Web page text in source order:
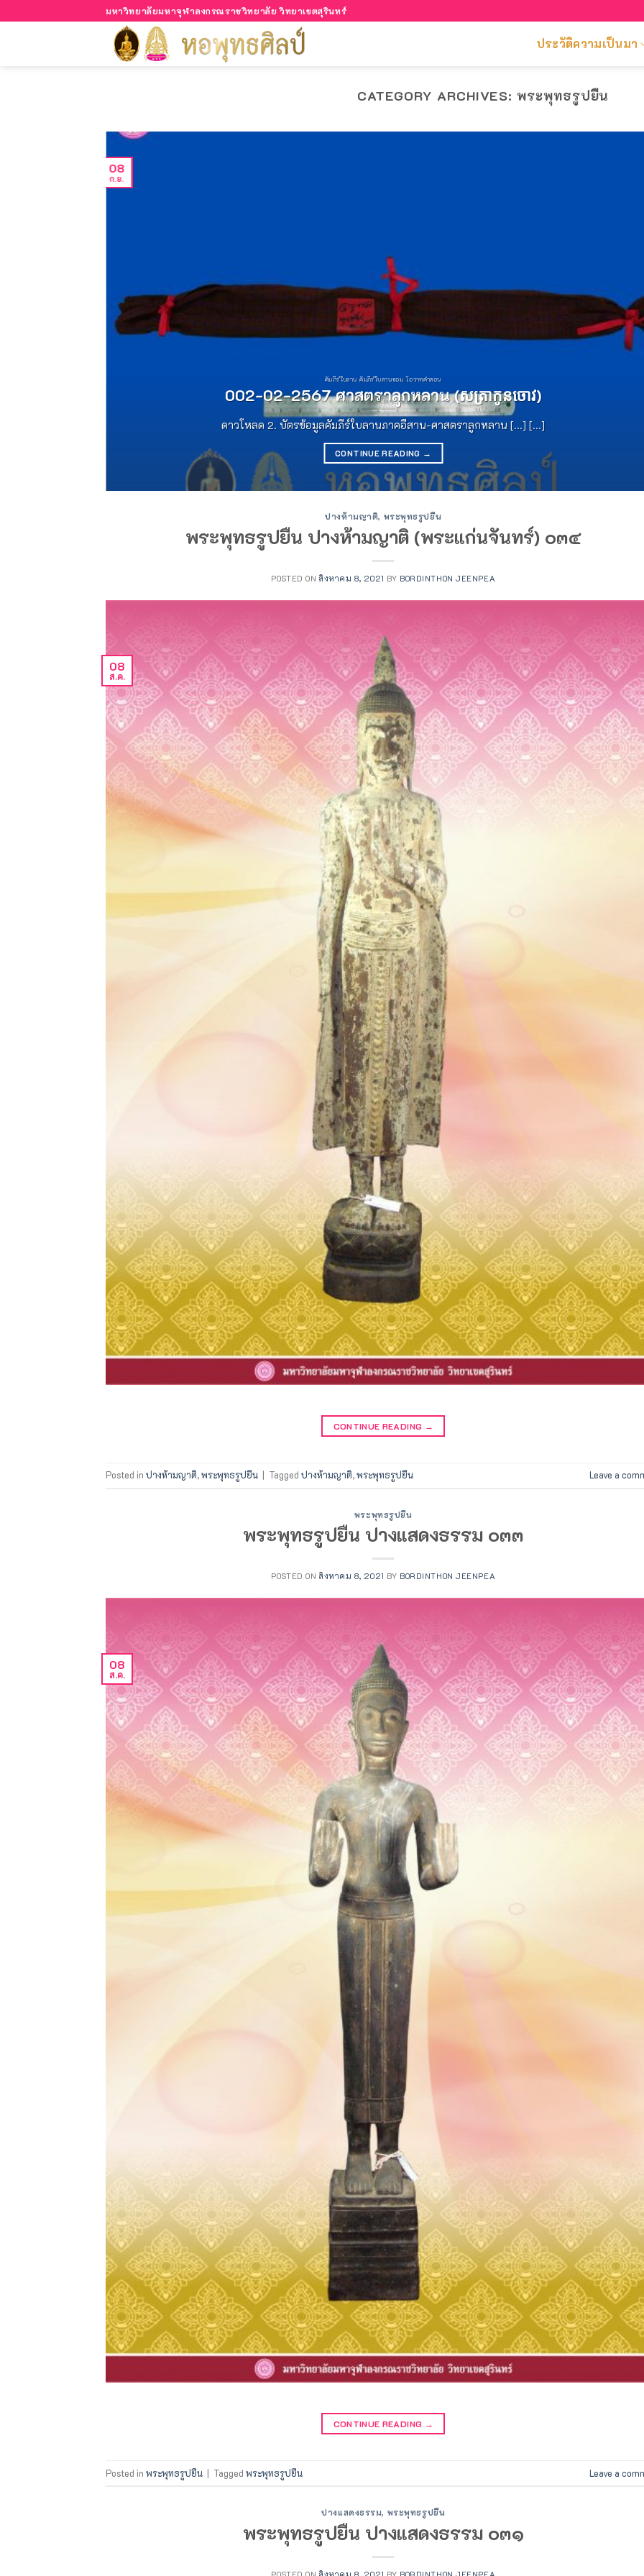
to
มหาวิทยาลัยมหาจุฬาลงกรณราชวิทยาลัย วิทยาเขตสุรินทร์
ประวัติความเป็นมา
CATEGORY ARCHIVES: พระพุทธรูปยืน
คัมภีร์ใบลาน คัมภีร์ใบลานขอม โอวาทคำสอน
002-02-2567 ศาสตราลูกหลาน (សត្រាកូនចោវ)
ดาวโหลด 2. บัตรข้อมูลคัมภีร์ใบลานภาคอีสาน-ศาสตราลูกหลาน [...] [...]
CONTINUE READING →
08
ก.ย.
ปางห้ามญาติ, พระพุทธรูปยืน
พระพุทธรูปยืน ปางห้ามญาติ (พระแก่นจันทร์) ๐๓๔
POSTED ON สิงหาคม 8, 2021 BY BORDINTHON JEENPEA
08
ส.ค.
CONTINUE READING →
Posted in ปางห้ามญาติ,พระพุทธรูปยืน Tagged ปางห้ามญาติ,พระพุทธรูปยืน Leave a
พระพุทธรูปยืน
พระพุทธรูปยืน ปางแสดงธรรม ๐๓๓
POSTED ON สิงหาคม 8, 2021 BY BORDINTHON JEENPEA
08
ส.ค.
CONTINUE READING →
Posted in พระพุทธรูปยืน | Tagged พระพุทธรูปยืน Leave a
ปางแสดงธรรม, พระพุทธรูปยืน
พระพุทธรูปยืน ปางแสดงธรรม ๐๓๑